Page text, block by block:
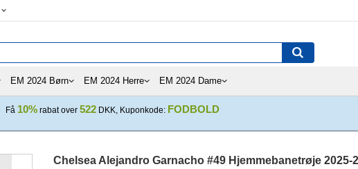
EM 2024 Børn EM 2024 Herre EM 2024 Dame
Få 10%rabat over 522DKK, Kuponkode: FODBOLD
Chelsea Alejandro Garnacho #49 Hjemmebanetrøje